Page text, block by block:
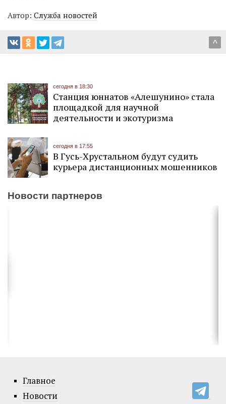
Автор: Служба новостей
^
сегодня в 18:30
Станция юннатов «Алешунино» стала
площадкой для научной
деятельности и экотуризма
сегодня в 17:55
В Гусь-Хрустальном будут судить
курьера дистанционных мошенников
Новости партнеров
Главное
Новости